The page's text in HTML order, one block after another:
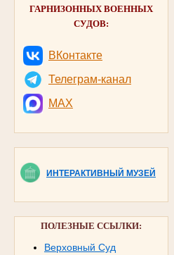
ГАРНИЗОННЫХ ВОЕННЫХ
СУДОВ:
ВКонтакте
Телеграм-канал
MAX
ИНТЕРАКТИВНЫЙ МУЗЕЙ
ПОЛЕЗНЫЕ ССЫЛКИ:
Верховный Суд